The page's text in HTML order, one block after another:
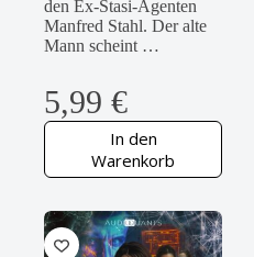
den Ex-Stasi-Agenten
Manfred Stahl. Der alte
Mann scheint …
5,99 €
In den
Warenkorb